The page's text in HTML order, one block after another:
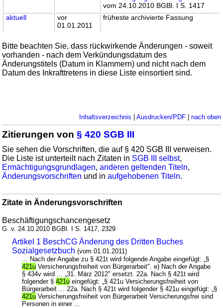
vom 24.10.2010 BGBl. I S. 1417
aktuell
vor
01.01.2011
früheste archivierte Fassung
Bitte beachten Sie, dass rückwirkende Änderungen - soweit
vorhanden - nach dem Verkündungsdatum des
Änderungstitels (Datum in Klammern) und nicht nach dem
Datum des Inkrafttretens in diese Liste einsortiert sind.
Inhaltsverzeichnis | Ausdrucken/PDF| nach oben
Zitierungen von§ 420 SGB III
Sie sehen die Vorschriften, die auf § 420 SGB III verweisen.
Die Liste ist unterteilt nach Zitaten in SGB III selbst,
Ermächtigungsgrundlagen,anderen geltenden Titeln,
Änderungsvorschriften und inaufgehobenen Titeln.
Zitate in Änderungsvorschriften
Beschäftigungschancengesetz
G. v. 24.10.2010 BGBl. I S. 1417, 2329
Artikel 1 BeschCG Änderung des Dritten Buches
Sozialgesetzbuch (vom 01.01.2011)
... Nach der Angabe zu § 421t wird folgende Angabe eingefügt: „§
421u Versicherungsfreiheit von Bürgerarbeit". e) Nach der Angabe
§ 434v wird ... „31. März 2012" ersetzt. 22a. Nach § 421t wird
folgender §421u eingefügt: „§ 421u Versicherungsfreiheit von
Bürgerarbeit ... 22a. Nach § 421t wird folgender § 421u eingefügt: „§
421u Versicherungsfreiheit von Bürgerarbeit Versicherungsfrei sind
Personen in einer ...